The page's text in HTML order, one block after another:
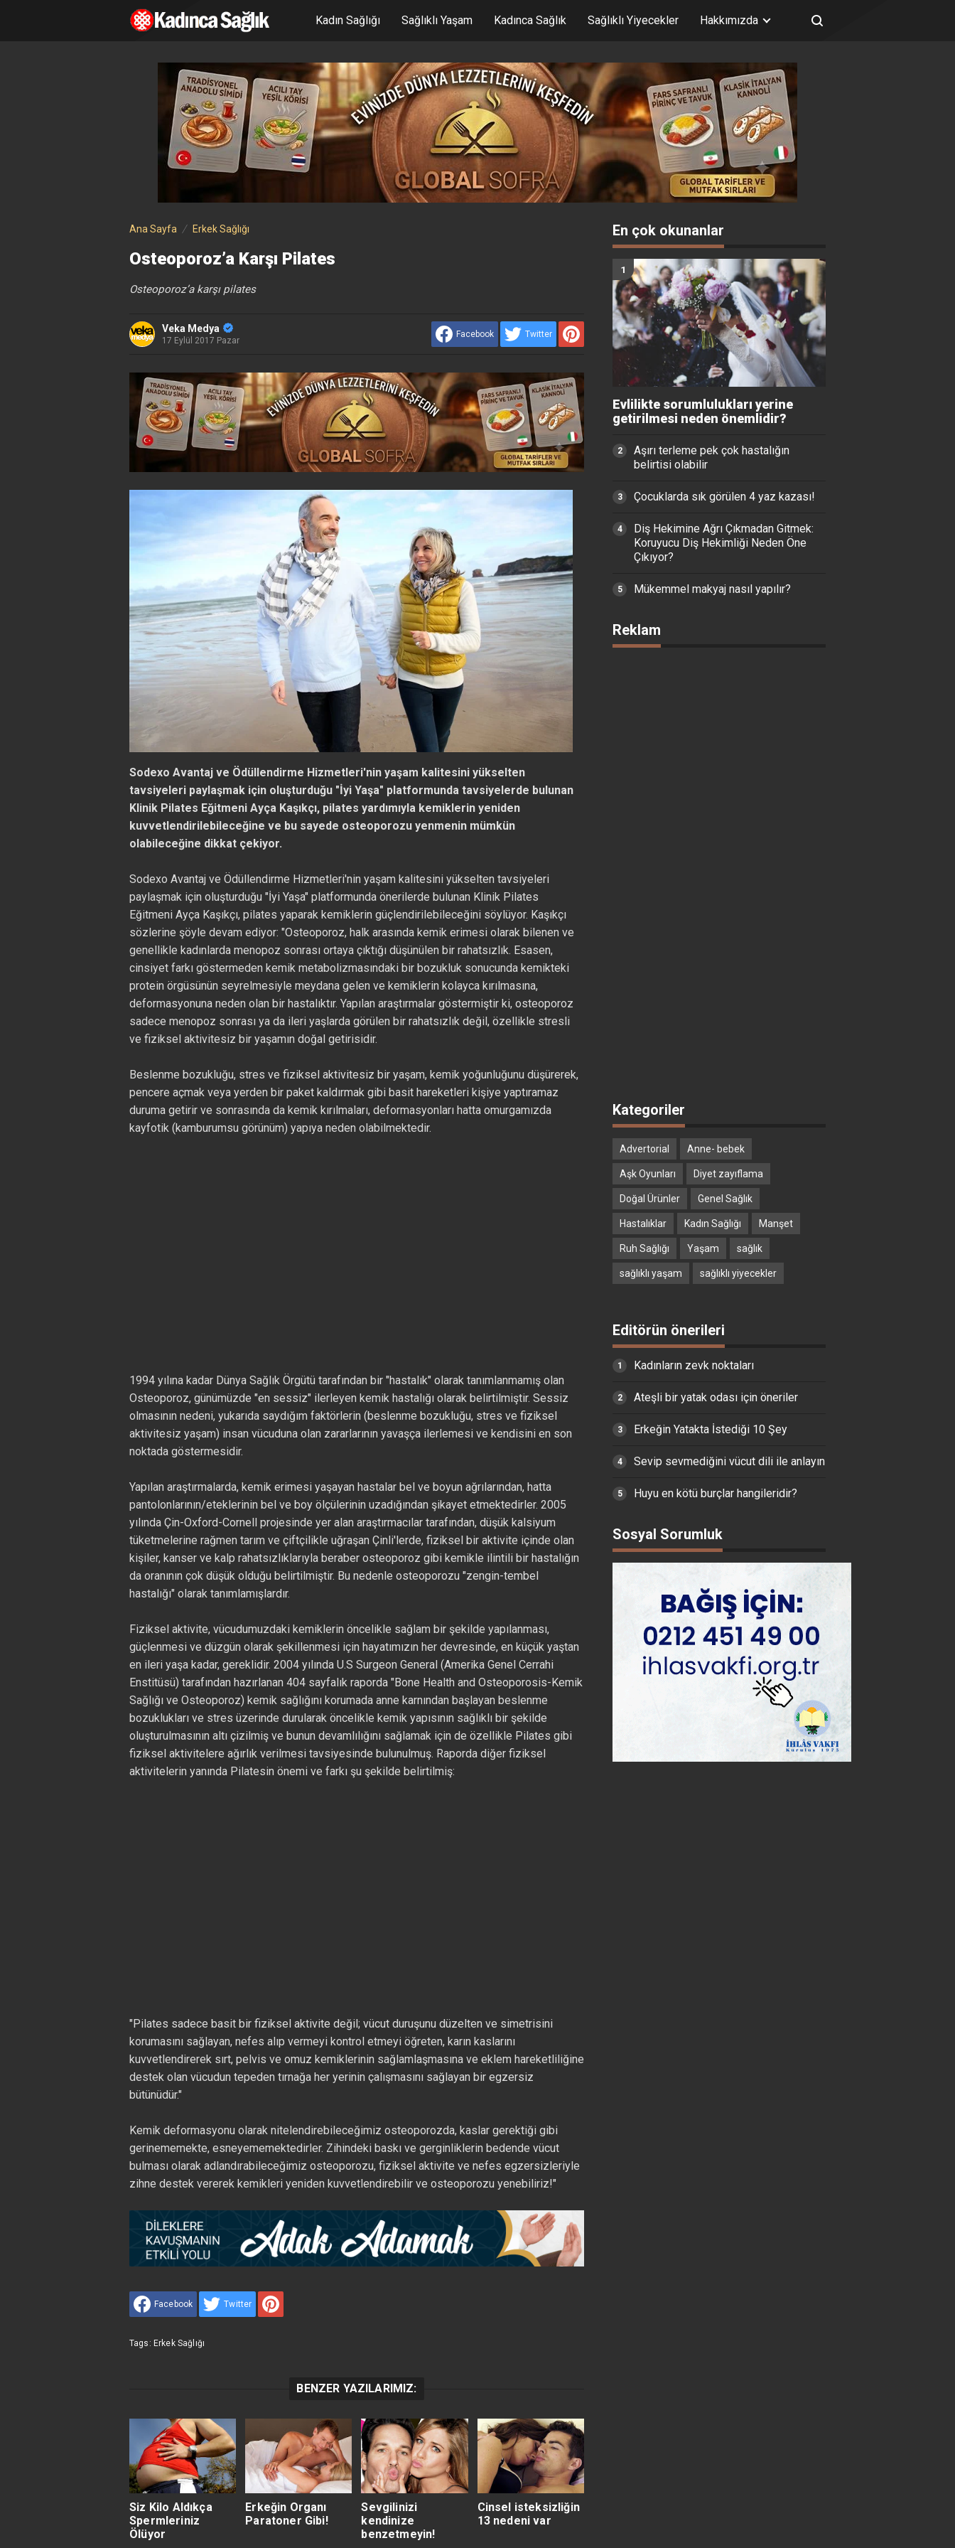
Kadın Sağlığı Sağlıklı Yaşam Kadınca Sağlık Sağlıklı Yiyecekler Hakkımızda
Ana Sayfa Erkek Sağlığı
Osteoporoz’a Karşı Pilates
Osteoporoz’a karşı pilates
Veka Medya
17 Eylül 2017 Pazar
Facebook Twitter
Sodexo Avantaj ve Ödüllendirme Hizmetleri'nin yaşam kalitesini yükselten
tavsiyeleri paylaşmak için oluşturduğu "İyi Yaşa" platformunda tavsiyelerde bulunan
Klinik Pilates Eğitmeni Ayça Kaşıkçı, pilates yardımıyla kemiklerin yeniden
kuvvetlendirilebileceğine ve bu sayede osteoporozu yenmenin mümkün
olabileceğine dikkat çekiyor.
Sodexo Avantaj ve Ödüllendirme Hizmetleri'nin yaşam kalitesini yükselten tavsiyeleri
paylaşmak için oluşturduğu "İyi Yaşa" platformunda önerilerde bulunan Klinik Pilates
Eğitmeni Ayça Kaşıkçı, pilates yaparak kemiklerin güçlendirilebileceğini söylüyor. Kaşıkçı
sözlerine şöyle devam ediyor: "Osteoporoz, halk arasında kemik erimesi olarak bilenen ve
genellikle kadınlarda menopoz sonrası ortaya çıktığı düşünülen bir rahatsızlık. Esasen,
cinsiyet farkı göstermeden kemik metabolizmasındaki bir bozukluk sonucunda kemikteki
protein örgüsünün seyrelmesiyle meydana gelen ve kemiklerin kolayca kırılmasına,
deformasyonuna neden olan bir hastalıktır. Yapılan araştırmalar göstermiştir ki, osteoporoz
sadece menopoz sonrası ya da ileri yaşlarda görülen bir rahatsızlık değil, özellikle stresli
ve fiziksel aktivitesiz bir yaşamın doğal getirisidir.
Beslenme bozukluğu, stres ve fiziksel aktivitesiz bir yaşam, kemik yoğunluğunu düşürerek,
pencere açmak veya yerden bir paket kaldırmak gibi basit hareketleri kişiye yaptıramaz
duruma getirir ve sonrasında da kemik kırılmaları, deformasyonları hatta omurgamızda
kayfotik (kamburumsu görünüm) yapıya neden olabilmektedir.
1994 yılına kadar Dünya Sağlık Örgütü tarafından bir "hastalık" olarak tanımlanmamış olan
Osteoporoz, günümüzde "en sessiz" ilerleyen kemik hastalığı olarak belirtilmiştir. Sessiz
olmasının nedeni, yukarıda saydığım faktörlerin (beslenme bozukluğu, stres ve fiziksel
aktivitesiz yaşam) insan vücuduna olan zararlarının yavaşça ilerlemesi ve kendisini en son
noktada göstermesidir.
Yapılan araştırmalarda, kemik erimesi yaşayan hastalar bel ve boyun ağrılarından, hatta
pantolonlarının/eteklerinin bel ve boy ölçülerinin uzadığından şikayet etmektedirler. 2005
yılında Çin-Oxford-Cornell projesinde yer alan araştırmacılar tarafından, düşük kalsiyum
tüketmelerine rağmen tarım ve çiftçilikle uğraşan Çinli'lerde, fiziksel bir aktivite içinde olan
kişiler, kanser ve kalp rahatsızlıklarıyla beraber osteoporoz gibi kemikle ilintili bir hastalığın
da oranının çok düşük olduğu belirtilmiştir. Bu nedenle osteoporozu "zengin-tembel
hastalığı" olarak tanımlamışlardır.
Fiziksel aktivite, vücudumuzdaki kemiklerin öncelikle sağlam bir şekilde yapılanması,
güçlenmesi ve düzgün olarak şekillenmesi için hayatımızın her devresinde, en küçük yaştan
en ileri yaşa kadar, gereklidir. 2004 yılında U.S Surgeon General (Amerika Genel Cerrahi
Enstitüsü) tarafından hazırlanan 404 sayfalık raporda "Bone Health and Osteoporosis-Kemik
Sağlığı ve Osteoporoz) kemik sağlığını korumada anne karnından başlayan beslenme
bozuklukları ve stres üzerinde durularak öncelikle kemik yapısının sağlıklı bir şekilde
oluşturulmasının altı çizilmiş ve bunun devamlılığını sağlamak için de özellikle Pilates gibi
fiziksel aktivitelere ağırlık verilmesi tavsiyesinde bulunulmuş. Raporda diğer fiziksel
aktivitelerin yanında Pilatesin önemi ve farkı şu şekilde belirtilmiş:
"Pilates sadece basit bir fiziksel aktivite değil; vücut duruşunu düzelten ve simetrisini
korumasını sağlayan, nefes alıp vermeyi kontrol etmeyi öğreten, karın kaslarını
kuvvetlendirerek sırt, pelvis ve omuz kemiklerinin sağlamlaşmasına ve eklem hareketliliğine
destek olan vücudun tepeden tırnağa her yerinin çalışmasını sağlayan bir egzersiz
bütünüdür."
Kemik deformasyonu olarak nitelendirebileceğimiz osteoporozda, kaslar gerektiği gibi
gerinememekte, esneyememektedirler. Zihindeki baskı ve gerginliklerin bedende vücut
bulması olarak adlandırabileceğimiz osteoporozu, fiziksel aktivite ve nefes egzersizleriyle
zihne destek vererek kemikleri yeniden kuvvetlendirebilir ve osteoporozu yenebiliriz!"
Facebook Twitter
Tags: Erkek Sağlığı
BENZER YAZILARIMIZ:
Siz Kilo Aldıkça
Spermleriniz
Ölüyor
Erkeğin Organı
Paratoner Gibi!
Sevgilinizi
kendinize
benzetmeyin!
Cinsel isteksizliğin
13 nedeni var
En çok okunanlar
Evlilikte sorumlulukları yerine
getirilmesi neden önemlidir?
Aşırı terleme pek çok hastalığın
belirtisi olabilir
Çocuklarda sık görülen 4 yaz kazası!
Diş Hekimine Ağrı Çıkmadan Gitmek:
Koruyucu Diş Hekimliği Neden Öne
Çıkıyor?
Mükemmel makyaj nasıl yapılır?
Reklam
Kategoriler
Advertorial Anne- bebek
Aşk Oyunları Diyet zayıflama
Doğal Ürünler Genel Sağlık
Hastalıklar Kadın Sağlığı Manşet
Ruh Sağlığı Yaşam sağlık
sağlıklı yaşam sağlıklı yiyecekler
Editörün önerileri
Kadınların zevk noktaları
Ateşli bir yatak odası için öneriler
Erkeğin Yatakta İstediği 10 Şey
Sevip sevmediğini vücut dili ile anlayın
Huyu en kötü burçlar hangileridir?
Sosyal Sorumluk